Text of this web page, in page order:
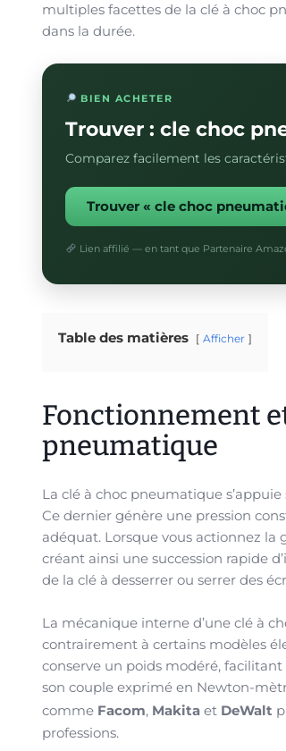
multiples facettes de la clé à choc
dans la durée.
BIEN ACHETER
Trouver : cle choc
Comparez facilement les
Trouver « cle choc
Lien affilié — en tant que Partenaire
Table des matières Afficher
Fonctionnement
pneumatique
La clé à choc pneumatique
Ce dernier génère une pression
adéquat. Lorsque vous actionnez
créant ainsi une succession rapide
de la clé à desserrer ou serrer des
La mécanique interne d’une clé à
contrairement à certains modèles
conserve un poids modéré,
son couple exprimé en Newton-
comme Facom, Makita et DeWalt
professions.